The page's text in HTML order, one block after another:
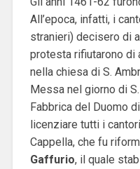
All’epoca, infatti, i
stranieri) decisero di
protesta rifiutarono di
nella chiesa di S.
Messa nel giorno di
Fabbrica del Duomo
licenziare tutti i
Cappella, che fu
Gaffurio, il quale